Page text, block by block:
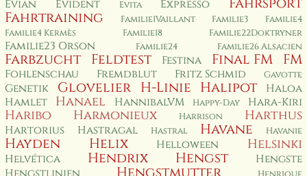
Evian
Evident Evita Expresso
Fahrsport
Fahrtraining
Familie1Vaillant Familie3
Familie4
Familie4 Kermès
Familie18 Familie22Doktryner
Familie23 Orson Familie24 Familie26 Alsacien
Farbzucht Feldtest Festina Final FM FM
Fohlenschau Fremdblut Fritz Schmid Gavotte
Genetik Glovelier H-Linie Halipot
Haloa
Hamlet
Hanael HannibalVM Happy-Day Hara-Kiri
Haribo Harmonieux Harrison Harthus
Hartorius Hastragal Hastral Havane Havanie
Hayden Helix Helloween Helsinki
Helvética Hendrix Hengst
Hengste